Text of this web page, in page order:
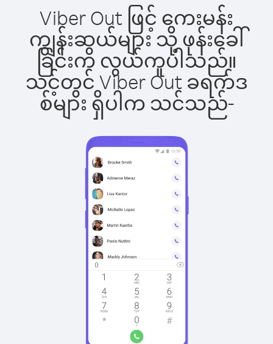
Viber Out ဖြင့် ကေးမန်း
ကျွန်းဆွယ်များ သို့ ဖုန်းခေါ်
ခြင်းက လွယ်ကူပါသည်။
သင့်တွင် Viber Out ခရက်ဒ
စ်များ ရှိပါက သင်သည်-